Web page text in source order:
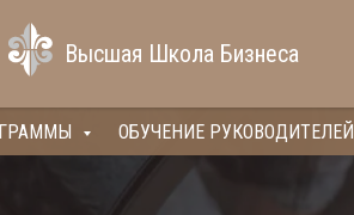
ОБУЧЕНИЕ РУКОВОДИТЕЛЕЙ
Высшая Школа Бизнеса